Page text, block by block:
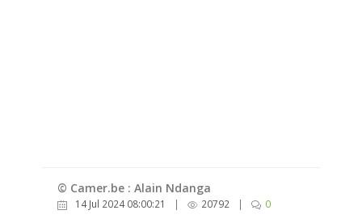
© Camer.be : Alain Ndanga
14 Jul 2024 08:00:21 | 20792 | 0